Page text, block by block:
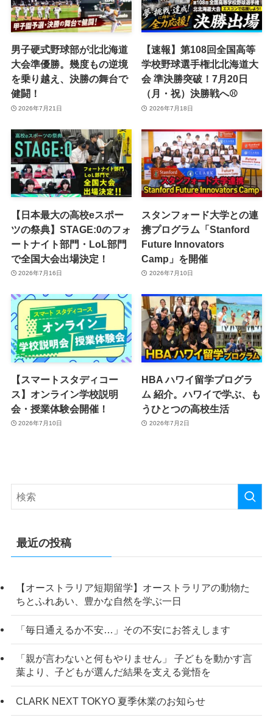
男子硬式野球部が北北海道
大会準優勝。幾度もの逆境
を乗り越え、決勝の舞台で
健闘！
2026年7月21日
【速報】第108回全国高等
学校野球選手権北北海道大
会 準決勝突破！7月20日
（月・祝）決勝戦へ⚾️
2026年7月18日
【日本最大の高校eスポー
ツの祭典】STAGE:0のフォ
ートナイト部門・LoL部門
で全国大会出場決定！
2026年7月16日
スタンフォード大学との連
携プログラム「Stanford
Future Innovators
Camp」を開催
2026年7月10日
【スマートスタディコー
ス】オンライン学校説明
会・授業体験会開催！
2026年7月10日
HBA ハワイ留学プログラ
ム 紹介。ハワイで学ぶ、も
うひとつの高校生活
2026年7月2日
最近の投稿
【オーストラリア短期留学】オーストラリアの動物た
ちとふれあい、豊かな自然を学ぶ一日
「毎日通えるか不安…」その不安にお答えします
「親が言わないと何もやりません」 子どもを動かす言
葉より、子どもが選んだ結果を支える覚悟を
CLARK NEXT TOKYO 夏季休業のお知らせ